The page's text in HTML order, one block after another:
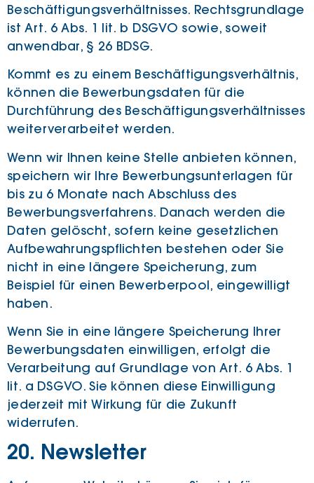
Beschäftigungsverhältnisses. Rechtsgrundlage
ist Art. 6 Abs. 1 lit. b DSGVO sowie, soweit
anwendbar, § 26 BDSG.
Kommt es zu einem Beschäftigungsverhältnis,
können die Bewerbungsdaten für die
Durchführung des Beschäftigungsverhältnisses
weiterverarbeitet werden.
Wenn wir Ihnen keine Stelle anbieten können,
speichern wir Ihre Bewerbungsunterlagen für
bis zu 6 Monate nach Abschluss des
Bewerbungsverfahrens. Danach werden die
Daten gelöscht, sofern keine gesetzlichen
Aufbewahrungspflichten bestehen oder Sie
nicht in eine längere Speicherung, zum
Beispiel für einen Bewerberpool, eingewilligt
haben.
Wenn Sie in eine längere Speicherung Ihrer
Bewerbungsdaten einwilligen, erfolgt die
Verarbeitung auf Grundlage von Art. 6 Abs. 1
lit. a DSGVO. Sie können diese Einwilligung
jederzeit mit Wirkung für die Zukunft
widerrufen.
20. Newsletter